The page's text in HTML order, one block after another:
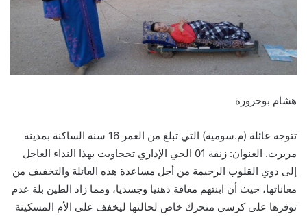
هشام بوحرورة
تتوجه عائلة (م.سومية) التي تبلغ من العمر 16 سنة الساكنة بمدينة
مريرت. العنوان: زنقة 01 الحي الإداري تحجاويت بهذا النداء العاجل
إلى ذوي القلوب الرحيمة من أجل مساعدة هذه العائلة والتخفيف من
معاناتها، حيث أن ابنتهم معاقة ذهنيا وجسديا، ومما زاد الطين بلة عدم
توفرها على كرسي متحرك خاص لحالتها ليخفف على الأم المسكينة